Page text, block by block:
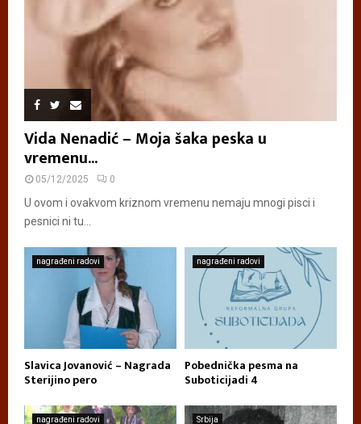
Vida Nenadić – Moja šaka peska u
vremenu...
05/12/2025 0
U ovom i ovakvom kriznom vremenu nemaju mnogi pisci i
pesnici ni tu...
nagrađeni radovi
Slavica Jovanović – Nagrada
Sterijino pero
nagrađeni radovi
Pobednička pesma na
Suboticijadi 4
nagrađeni radovi Srbija